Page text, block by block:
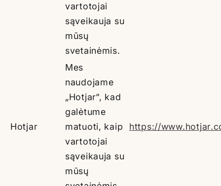
vartotojai
sąveikauja su
mūsų
svetainėmis.
Hotjar
Mes
naudojame
„Hotjar“, kad
galėtume
matuoti, kaip
vartotojai
sąveikauja su
mūsų
https://